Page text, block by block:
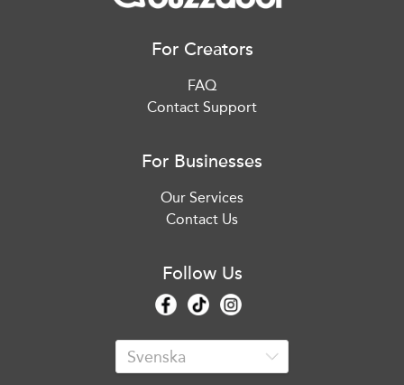
For Creators
FAQ
Contact Support
For Businesses
Our Services
Contact Us
Follow Us